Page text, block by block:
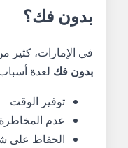
بدون فك؟
في الإمارات، كثير
بدون فك لعدة
توفير الوقت
عدم
الحفاظ على